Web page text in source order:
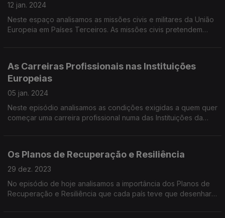
12 jan. 2024
Neste espaço analisamos as missões civis e militares da União
Europeia em Países Terceiros. As missões civis pretendem
As Carreiras Profissionais nas Instituições
Europeias
05 jan. 2024
Neste episódio analisamos as condições exigidas a quem quer
começar uma carreira profissional numa das Instituições da
Os Planos de Recuperação e Resiliência
29 dez. 2023
No episódio de hoje analisamos a importância dos Planos de
Recuperação e Resiliência que cada país teve que desenhar